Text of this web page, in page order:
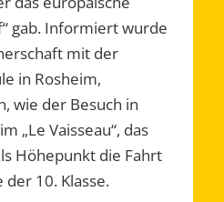
gab. Informiert wurde
mit der
in Rosheim,
wie der Besuch in
„Le Vaisseau“, das
Höhepunkt die Fahrt
der 10. Klasse.